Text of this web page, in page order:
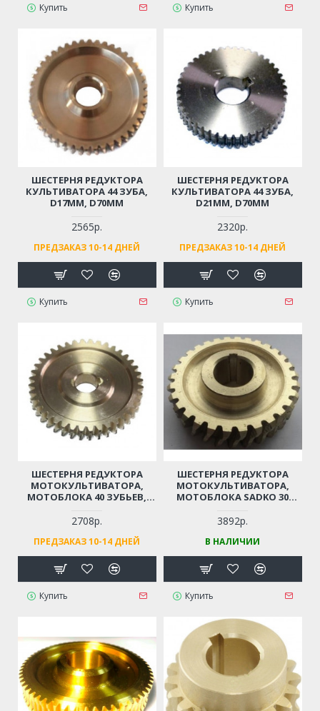
Купить Купить
ШЕСТЕРНЯ РЕДУКТОРА
КУЛЬТИВАТОРА 44 ЗУБА,
D17ММ, D70ММ
2565р.
ПРЕДЗАКАЗ 10-14 ДНЕЙ
Купить
ШЕСТЕРНЯ РЕДУКТОРА
КУЛЬТИВАТОРА 44 ЗУБА,
D21ММ, D70ММ
2320р.
ПРЕДЗАКАЗ 10-14 ДНЕЙ
Купить
ШЕСТЕРНЯ РЕДУКТОРА
МОТОКУЛЬТИВАТОРА,
МОТОБЛОКА 40 ЗУБЬЕВ,
2708р.
ПРЕДЗАКАЗ 10-14 ДНЕЙ
Купить
ШЕСТЕРНЯ РЕДУКТОРА
МОТОКУЛЬТИВАТОРА,
МОТОБЛОКА SADKO 30
3892р.
В НАЛИЧИИ
Купить